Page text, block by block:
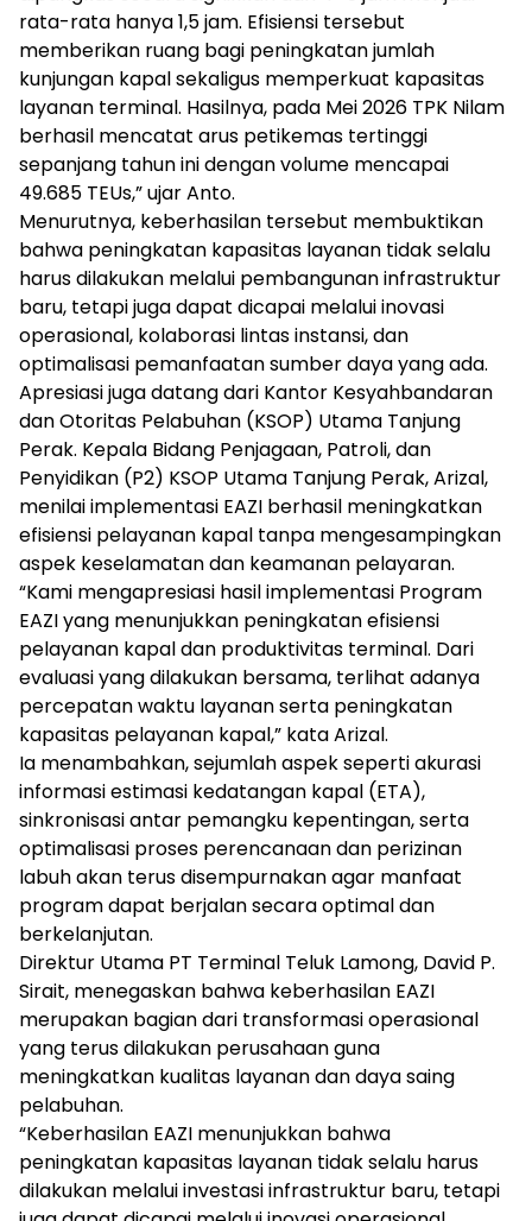
rata-rata hanya 1,5 jam. Efisiensi tersebut
memberikan ruang bagi peningkatan jumlah
kunjungan kapal sekaligus memperkuat kapasitas
layanan terminal. Hasilnya, pada Mei 2026 TPK Nilam
berhasil mencatat arus petikemas tertinggi
sepanjang tahun ini dengan volume mencapai
49.685 TEUs,” ujar Anto.
Menurutnya, keberhasilan tersebut membuktikan
bahwa peningkatan kapasitas layanan tidak selalu
harus dilakukan melalui pembangunan infrastruktur
baru, tetapi juga dapat dicapai melalui inovasi
operasional, kolaborasi lintas instansi, dan
optimalisasi pemanfaatan sumber daya yang ada.
Apresiasi juga datang dari Kantor Kesyahbandaran
dan Otoritas Pelabuhan (KSOP) Utama Tanjung
Perak. Kepala Bidang Penjagaan, Patroli, dan
Penyidikan (P2) KSOP Utama Tanjung Perak, Arizal,
menilai implementasi EAZI berhasil meningkatkan
efisiensi pelayanan kapal tanpa mengesampingkan
aspek keselamatan dan keamanan pelayaran.
“Kami mengapresiasi hasil implementasi Program
EAZI yang menunjukkan peningkatan efisiensi
pelayanan kapal dan produktivitas terminal. Dari
evaluasi yang dilakukan bersama, terlihat adanya
percepatan waktu layanan serta peningkatan
kapasitas pelayanan kapal,” kata Arizal.
Ia menambahkan, sejumlah aspek seperti akurasi
informasi estimasi kedatangan kapal (ETA),
sinkronisasi antar pemangku kepentingan, serta
optimalisasi proses perencanaan dan perizinan
labuh akan terus disempurnakan agar manfaat
program dapat berjalan secara optimal dan
berkelanjutan.
Direktur Utama PT Terminal Teluk Lamong, David P.
Sirait, menegaskan bahwa keberhasilan EAZI
merupakan bagian dari transformasi operasional
yang terus dilakukan perusahaan guna
meningkatkan kualitas layanan dan daya saing
pelabuhan.
“Keberhasilan EAZI menunjukkan bahwa
peningkatan kapasitas layanan tidak selalu harus
dilakukan melalui investasi infrastruktur baru, tetapi